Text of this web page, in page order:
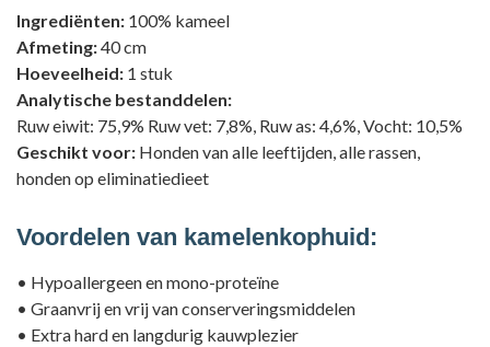
Ingrediënten: 100% kameel
Afmeting:40 cm
Hoeveelheid: 1 stuk
Analytische bestanddelen:
Ruw eiwit: 75,9% Ruw vet: 7,8%, Ruw as: 4,6%, Vocht: 10,5%
Geschikt voor: Honden van alle leeftijden, alle rassen,
honden op eliminatiedieet
Voordelen van kamelenkophuid:
• Hypoallergeen en mono-proteïne
• Graanvrij en vrij van conserveringsmiddelen
• Extra hard en langdurig kauwplezier